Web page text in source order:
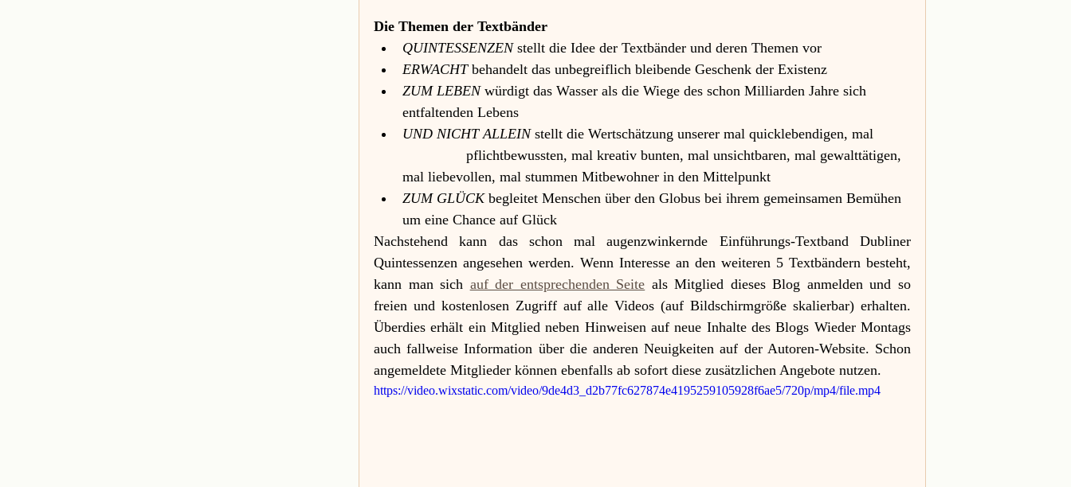
Die Themen der Textbänder
QUINTESSENZEN stellt die Idee der Textbänder und deren Themen vor
ERWACHT behandelt das unbegreiflich bleibende Geschenk der Existenz
ZUM LEBEN würdigt das Wasser als die Wiege des schon Milliarden Jahre sich
entfaltenden Lebens
UND NICHT ALLEIN stellt die Wertschätzung unserer mal quicklebendigen, mal
mal liebevollen, mal stummen Mitbewohner in den Mittelpunkt
ZUM GLÜCK begleitet Menschen über den Globus bei ihrem gemeinsamen Bemühen
um eine Chance auf Glück
Nachstehend kann das schon mal augenzwinkernde Einführungs-Textband Dubliner
Quintessenzen angesehen werden. Wenn Interesse an den weiteren 5 Textbändern besteht,
kann man sich auf der entsprechenden Seite als Mitglied dieses Blog anmelden und so
freien und kostenlosen Zugriff auf alle Videos (auf Bildschirmgröße skalierbar) erhalten.
Überdies erhält ein Mitglied neben Hinweisen auf neue Inhalte des Blogs Wieder Montags
auch fallweise Information über die anderen Neuigkeiten auf der Autoren-Website. Schon
angemeldete Mitglieder können ebenfalls ab sofort diese zusätzlichen Angebote nutzen.
https://video.wixstatic.com/video/9de4d3_d2b77fc627874e4195259105928f6ae5/720p/mp4/file.mp4